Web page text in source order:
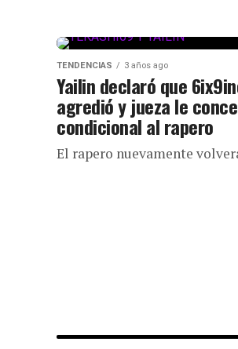
TENDENCIAS 3 años ago
Yailin declaró que
agredió y jueza le
condicional al rapero
El rapero nuevamente